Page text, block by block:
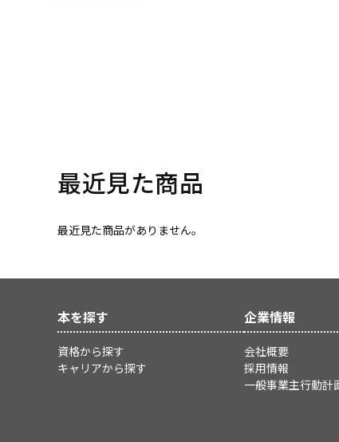
最近見た商品
最近見た商品がありません。
本を探す
資格から探す
キャリアから探す
企業情報
会社概要
採用情報
一般事業主行動計